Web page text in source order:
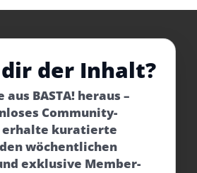
der Inhalt?
aus BASTA! heraus –
Community-
erhalte kuratierte
wöchentlichen
exklusive Member-